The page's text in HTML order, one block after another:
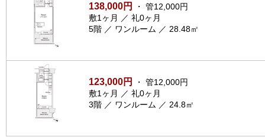
138,000円
・ 管12,000円
敷1ヶ月 ／ 礼0ヶ月
5階 ／ ワンルーム ／ 28.48㎡
123,000円
・ 管12,000円
敷1ヶ月 ／ 礼0ヶ月
3階 ／ ワンルーム ／ 24.8㎡